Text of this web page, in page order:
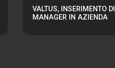
VALTUS, INSERIMENTO DI
MANAGER IN AZIENDA